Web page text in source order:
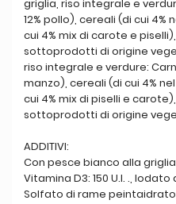
griglia, riso integrale e
12% pollo), cereali (di cui
cui 4% mix di carote e
sottoprodotti di origine
riso integrale e verdure:
manzo), cereali (di cui 4%
cui 4% mix di piselli e
sottoprodotti di origine
ADDITIVI:
Con pesce bianco alla
Vitamina D3: 150 U.I. .,
Solfato di rame